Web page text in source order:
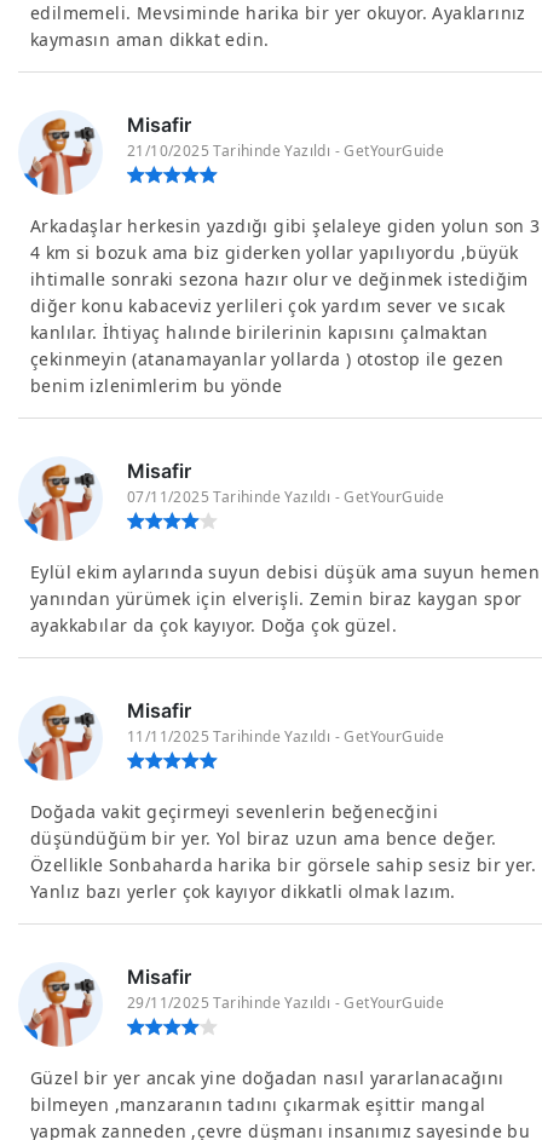
edilmemeli. Mevsiminde harika bir yer okuyor. Ayaklarınız
kaymasın aman dikkat edin.
Misafir
21/10/2025 Tarihinde Yazıldı - GetYourGuide
Arkadaşlar herkesin yazdığı gibi şelaleye giden yolun son 3
4 km si bozuk ama biz giderken yollar yapılıyordu ,büyük
ihtimalle sonraki sezona hazır olur ve değinmek istediğim
diğer konu kabaceviz yerlileri çok yardım sever ve sıcak
kanlılar. İhtiyaç halınde birilerinin kapısını çalmaktan
çekinmeyin (atanamayanlar yollarda ) otostop ile gezen
benim izlenimlerim bu yönde
Misafir
07/11/2025 Tarihinde Yazıldı - GetYourGuide
Eylül ekim aylarında suyun debisi düşük ama suyun hemen
yanından yürümek için elverişli. Zemin biraz kaygan spor
ayakkabılar da çok kayıyor. Doğa çok güzel.
Misafir
11/11/2025 Tarihinde Yazıldı - GetYourGuide
Doğada vakit geçirmeyi sevenlerin beğenecğini
düşündüğüm bir yer. Yol biraz uzun ama bence değer.
Özellikle Sonbaharda harika bir görsele sahip sesiz bir yer.
Yanlız bazı yerler çok kayıyor dikkatli olmak lazım.
Misafir
29/11/2025 Tarihinde Yazıldı - GetYourGuide
Güzel bir yer ancak yine doğadan nasıl yararlanacağını
bilmeyen ,manzaranın tadını çıkarmak eşittir mangal
yapmak zanneden ,çevre düşmanı insanımız sayesinde bu